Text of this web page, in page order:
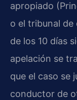
apropiado
o el tribunal
de los 10 días
apelación se
que el caso se
conductor de